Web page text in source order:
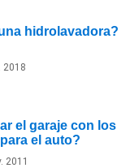
hidrolavadora?
2018
el garaje con los
el auto?
2011